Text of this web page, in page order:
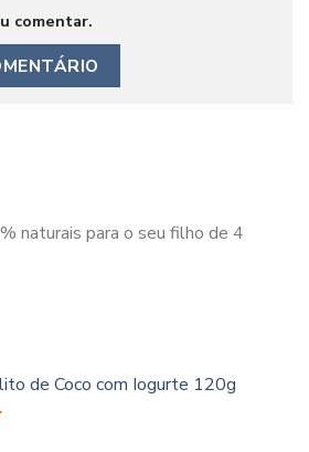
comentar.
naturais para o seu filho de 4
de Coco com Iogurte 120g